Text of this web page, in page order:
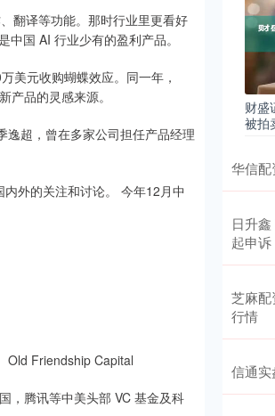
翻译等功能。那时行业里更看好
国 AI 行业少有的盈利产品。
美元收购蝴蝶效应。同一年，
品的灵感来源。
超，曾在多家公司担任产品经理
外的关注和讨论。 今年12月中
Old Friendship Capital
，腾讯等中美头部 VC 基金及科
财盛
被拍
华信
日升
起申
芝麻配
行情
信通